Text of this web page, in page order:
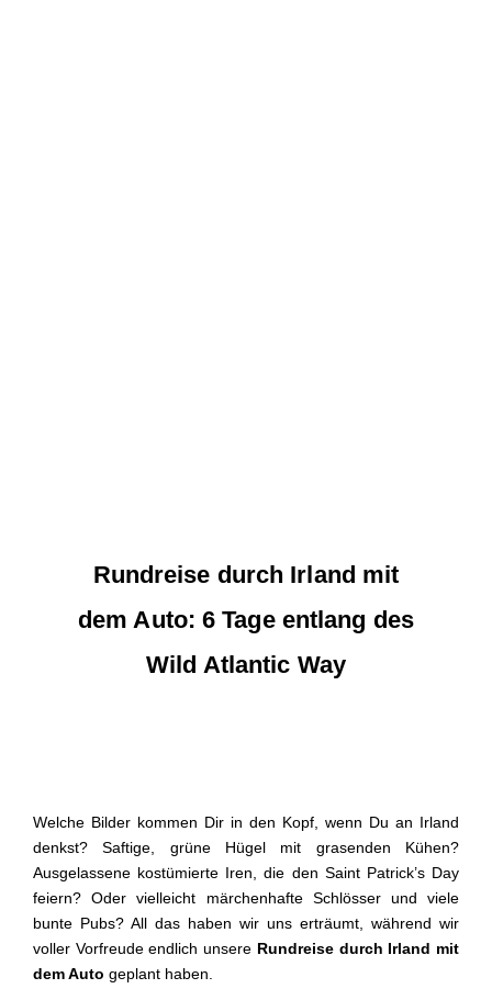
Rundreise durch Irland mit
dem Auto: 6 Tage entlang des
Wild Atlantic Way
Welche Bilder kommen Dir in den Kopf, wenn Du an Irland
denkst? Saftige, grüne Hügel mit grasenden Kühen?
Ausgelassene kostümierte Iren, die den Saint Patrick’s Day
feiern? Oder vielleicht märchenhafte Schlösser und viele
bunte Pubs? All das haben wir uns erträumt, während wir
voller Vorfreude endlich unsere Rundreise durch Irland mit
dem Auto geplant haben.